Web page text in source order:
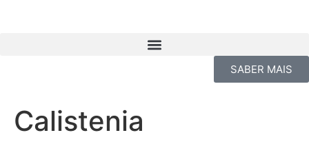
SABER MAIS
Calistenia